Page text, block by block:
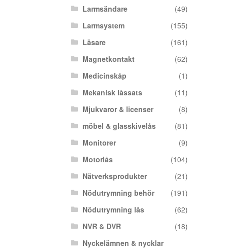
Larmsändare
(49)
Larmsystem
(155)
Läsare
(161)
Magnetkontakt
(62)
Medicinskåp
(1)
Mekanisk låssats
(11)
Mjukvaror & licenser
(8)
möbel & glasskivelås
(81)
Monitorer
(9)
Motorlås
(104)
Nätverksprodukter
(21)
Nödutrymning behör
(191)
Nödutrymning lås
(62)
NVR & DVR
(18)
Nyckelämnen & nycklar